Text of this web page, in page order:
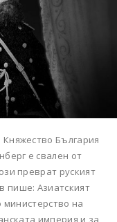
България
е свален от
преврат руският
пише: Азиатският
на
империя и за